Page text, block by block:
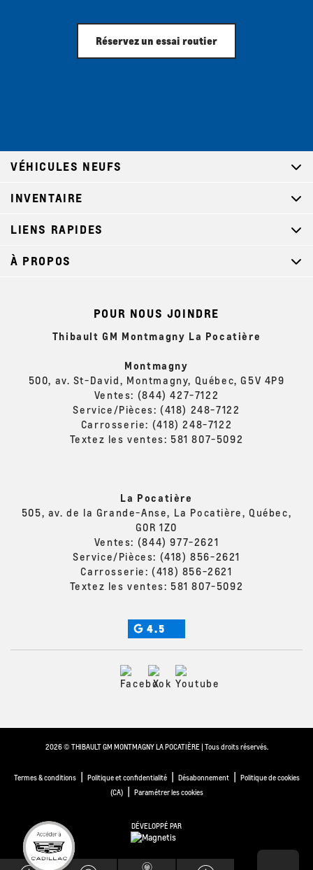
Réservez un essai routier
POUR NOUS JOINDRE
Thibault GM Montmagny La Pocatière
Montmagny
500, av. St-David, Montmagny, Québec, G5V 4P9
Ventes: (844) 427-7122
Service/Pièces: (418) 248-7122
Carrosserie: (418) 248-7122
Textez les ventes: 581 807-5092
La Pocatière
505, av. de la Grande-Anse, La Pocatière, Québec,
G0R 1Z0
Ventes: (844) 977-2621
Service/Pièces: (418) 856-2621
Carrosserie: (418) 856-2621
Textez les ventes: 581 807-5092
4.5
VÉHICULES NEUFS
INVENTAIRE
LIENS RAPIDES
À PROPOS
2026 © THIBAULT GM MONTMAGNY LA POCATIÈRE| Tous droits réservés.
Termes & conditions| Politique et confidentialité| Désabonnement| Politique de cookies
(CA)| Paramétrer les cookies
DÉVELOPPÉ PAR